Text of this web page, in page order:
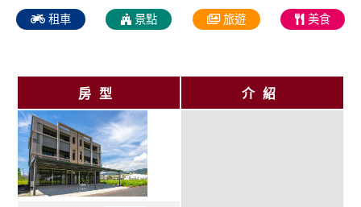
租車 景點 旅遊 美食
房型 介紹